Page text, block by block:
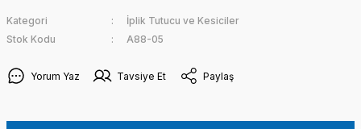
Kategori
İplik Tutucu ve Kesiciler
Stok Kodu
A88-05
Yorum Yaz Tavsiye Et Paylaş